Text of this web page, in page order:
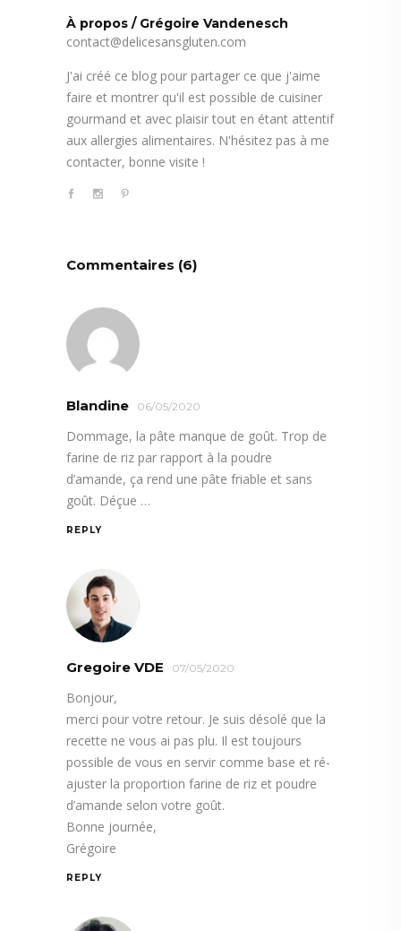
À propos / Grégoire Vandenesch
contact@delicesansgluten.com
J'ai créé ce blog pour partager ce que j'aime
faire et montrer qu'il est possible de cuisiner
gourmand et avec plaisir tout en étant attentif
aux allergies alimentaires. N'hésitez pas à me
contacter, bonne visite !
Commentaires (6)
Blandine 06/05/2020
Dommage, la pâte manque de goût. Trop de
farine de riz par rapport à la poudre
d’amande, ça rend une pâte friable et sans
goût. Déçue …
REPLY
Gregoire VDE 07/05/2020
Bonjour,
merci pour votre retour. Je suis désolé que la
recette ne vous ai pas plu. Il est toujours
possible de vous en servir comme base et ré-
ajuster la proportion farine de riz et poudre
d’amande selon votre goût.
Bonne journée,
Grégoire
REPLY